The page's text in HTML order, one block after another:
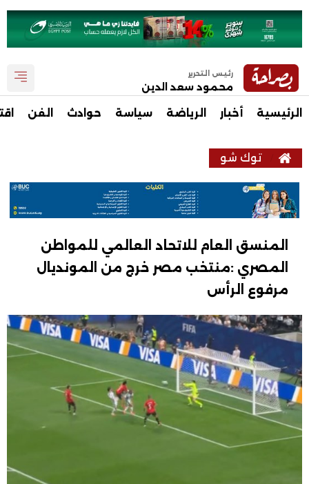
رئيس التحرير
محمود سعد الدين
الرئيسية أخبار الرياضة سياسة حوادث الفن
توك شو
المنسق العام للاتحاد العالمي للمواطن
المصري :منتخب مصر خرج من المونديال
مرفوع الرأس